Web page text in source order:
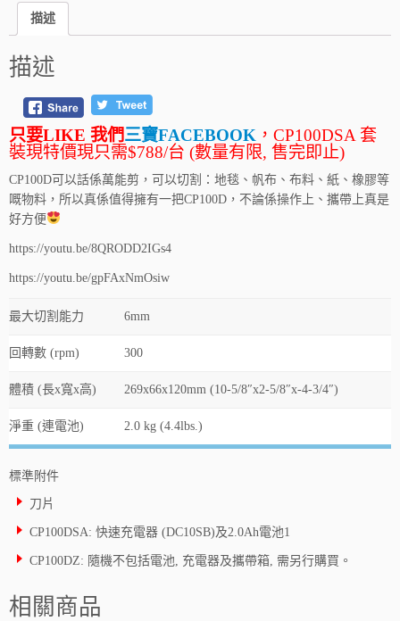
描述
描述
只要LIKE 我們三寶FACEBOOK ，CP100DSA 套
裝現特價現只需$788/台 (數量有限, 售完即止)
CP100D可以話係萬能剪，可以切割：地毯、帆布、布料、紙、橡膠等
嘅物料，所以真係值得擁有一把CP100D，不論係操作上、攜帶上真是
好方便
https://youtu.be/8QRODD2IGs4
https://youtu.be/gpFAxNmOsiw
最大切割能力 6mm
回轉數 (rpm) 300
體積 (長x寬x高) 269x66x120mm (10-5/8″x2-5/8″x-4-3/4″)
淨重 (連電池) 2.0 kg (4.4lbs.)
標準附件
刀片
CP100DSA: 快速充電器 (DC10SB)及2.0Ah電池1
CP100DZ: 隨機不包括電池, 充電器及攜帶箱, 需另行購買。
相關商品